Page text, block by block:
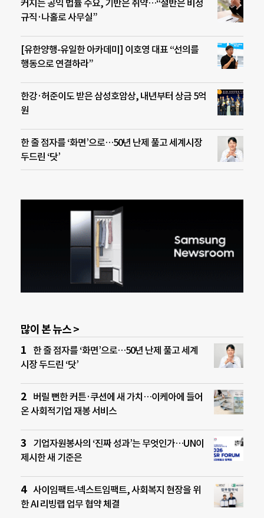
커지는 공익 법률 수요, 기반은 취약…“절반은 비정
규직·나홀로 사무실”
[유한양행-유일한 아카데미] 이호영 대표 “선의를
행동으로 연결하라”
한강·허준이도 받은 삼성호암상, 내년부터 상금 5억
원
한 줄 점자를 ‘화면’으로…50년 난제 풀고 세계시장
두드린 ‘닷’
많이 본 뉴스 >
한 줄 점자를 ‘화면’으로…50년 난제 풀고 세계
시장 두드린 ‘닷’
버릴 뻔한 커튼·쿠션에 새 가치…이케아에 들어
온 사회적기업 재봉 서비스
기업자원봉사의 ‘진짜 성과’는 무엇인가…UN이
제시한 새 기준은
사이임팩트-넥스트임팩트, 사회복지 현장을 위
한 AI 리빙랩 업무 협약 체결